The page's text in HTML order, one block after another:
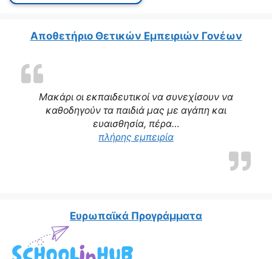
Μακάρι οι εκπαιδευτικοί να συνεχίσουν να
καθοδηγούν τα παιδιά μας με αγάπη και
ευαισθησία, πέρα…
πλήρης εμπειρία“Η δασκάλα μας
Αποθετήριο Θετικών Εμπειριών Γονέων
Ευρωπαϊκά Προγράμματα